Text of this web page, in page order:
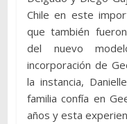
Chile en este
que también
del nuevo
incorporación de
la instancia,
familia confía en
años y esta